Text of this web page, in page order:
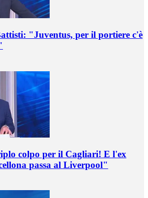
"Juventus, per il portiere c'è
colpo per il Cagliari! E l'ex
passa al Liverpool"